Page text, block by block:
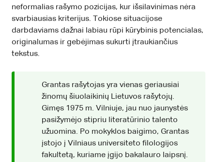
neformalias rašymo pozicijas, kur išsilavinimas nėra
svarbiausias kriterijus. Tokiose situacijose
darbdaviams dažnai labiau rūpi kūrybinis potencialas,
originalumas ir gebėjimas sukurti įtraukiančius
tekstus.
Grantas rašytojas yra vienas geriausiai
žinomų šiuolaikinių Lietuvos rašytojų.
Gimęs 1975 m. Vilniuje, jau nuo jaunystės
pasižymėjo stipriu literatūrinio talento
užuomina. Po mokyklos baigimo, Grantas
įstojo į Vilniaus universiteto filologijos
fakultetą, kuriame įgijo bakalauro laipsnį.